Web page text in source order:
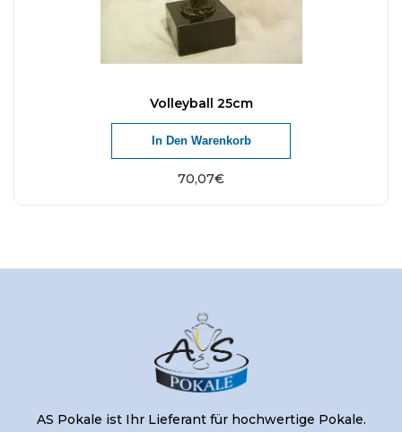
Volleyball 25cm
70,07€
In Den Warenkorb
AS Pokale ist Ihr Lieferant für hochwertige Pokale.